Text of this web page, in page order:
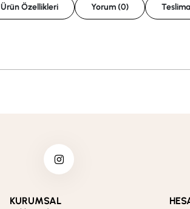
Ürün Özellikleri Yorum (0)
KURUMSAL